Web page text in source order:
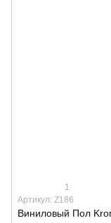
1
Артикул: Z186
Виниловый Пол